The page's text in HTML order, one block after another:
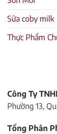
Sữa coby milk
Thực Phẩm
Công Ty
Phường 13,
Tổng Phân